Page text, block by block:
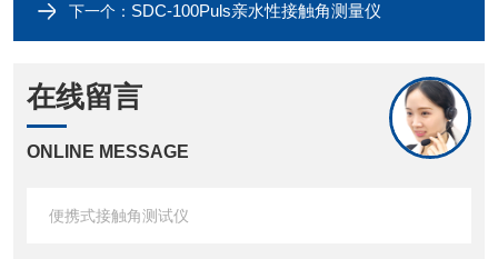
下一个： SDC-100Puls亲水性接触角测量仪
在线留言
ONLINE MESSAGE